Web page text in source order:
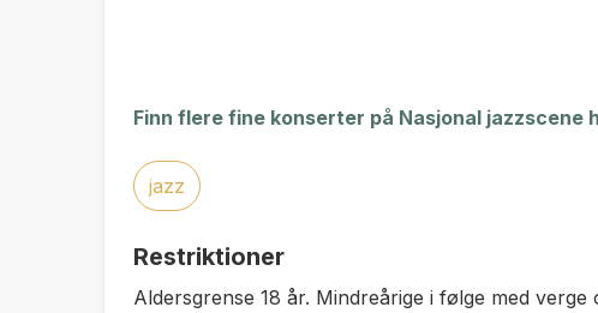
Finn flere fine konserter på Nasjonal jazzscene
jazz
Restriktioner
Aldersgrense 18 år. Mindreårige i følge med verge